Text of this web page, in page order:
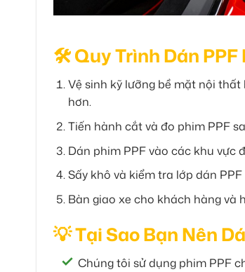
🛠 Quy Trình Dán
Vệ sinh kỹ lưỡng bề mặt nội
hơn.
Tiến hành cắt và đo phim PPF
Dán phim PPF vào các khu vực
Sấy khô và kiểm tra lớp dán
Bàn giao xe cho khách hàng và
💡 Tại Sao Bạn Nên
Chúng tôi sử dụng phim PPF